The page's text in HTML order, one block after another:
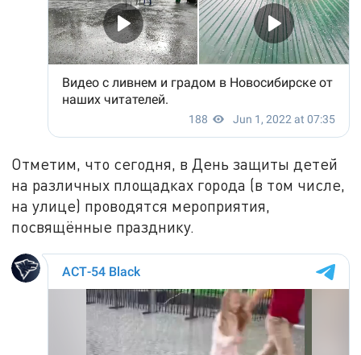
Отметим, что сегодня, в День защиты детей
на различных площадках города (в том числе,
на улице) проводятся мероприятия,
посвящённые празднику.